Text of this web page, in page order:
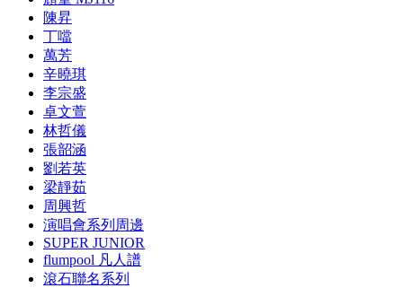
陳昇
丁噹
萬芳
辛曉琪
李宗盛
卓文萱
林哲儀
張韶涵
劉若英
梁靜茹
周興哲
演唱會系列周邊
SUPER JUNIOR
flumpool 凡人譜
滾石聯名系列